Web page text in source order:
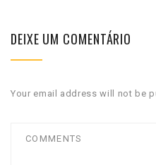
DEIXE UM COMENTÁRIO
Your email address will not be